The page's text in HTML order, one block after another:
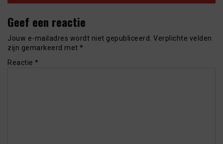
Geef een reactie
Jouw e-mailadres wordt niet gepubliceerd. Verplichte velden
zijn gemarkeerd met *
Reactie *